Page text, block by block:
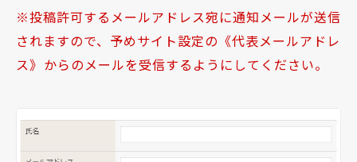
投稿許可するメールアドレス宛に通知メールが送信
されますので、予めサイト設定の《代表メールアドレ
ス》 からのメールを受信するようにしてください。